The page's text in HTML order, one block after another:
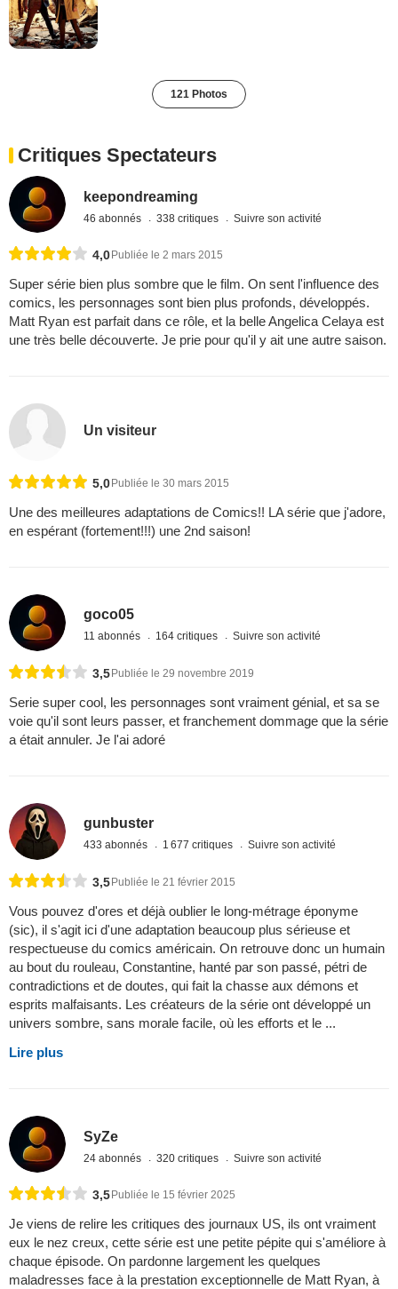
121 Photos
Critiques Spectateurs
keepondreaming
46 abonnés 338 critiques Suivre son activité
4,0 Publiée le 2 mars 2015
Super série bien plus sombre que le film. On sent l'influence des
comics, les personnages sont bien plus profonds, développés.
Matt Ryan est parfait dans ce rôle, et la belle Angelica Celaya est
une très belle découverte. Je prie pour qu'il y ait une autre saison.
Un visiteur
5,0Publiée le 30 mars 2015
Une des meilleures adaptations de Comics!! LA série que j'adore,
en espérant (fortement!!!) une 2nd saison!
goco05
11 abonnés 164 critiques Suivre son activité
3,5Publiée le 29 novembre 2019
Serie super cool, les personnages sont vraiment génial, et sa se
voie qu'il sont leurs passer, et franchement dommage que la série
a était annuler. Je l'ai adoré
gunbuster
433 abonnés 1 677 critiques Suivre son activité
3,5 Publiée le 21 février 2015
Vous pouvez d'ores et déjà oublier le long-métrage éponyme
(sic), il s'agit ici d'une adaptation beaucoup plus sérieuse et
respectueuse du comics américain. On retrouve donc un humain
au bout du rouleau, Constantine, hanté par son passé, pétri de
contradictions et de doutes, qui fait la chasse aux démons et
esprits malfaisants. Les créateurs de la série ont développé un
univers sombre, sans morale facile, où les efforts et le ...
Lire plus
SyZe
24 abonnés 320 critiques Suivre son activité
3,5 Publiée le 15 février 2025
Je viens de relire les critiques des journaux US, ils ont vraiment
eux le nez creux, cette série est une petite pépite qui s'améliore à
chaque épisode. On pardonne largement les quelques
maladresses face à la prestation exceptionnelle de Matt Ryan, à